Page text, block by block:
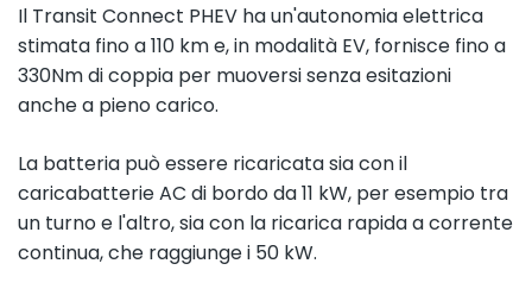
Il Transit Connect PHEV ha un'autonomia elettrica
stimata fino a 110 km e, in modalità EV, fornisce fino a
330Nm di coppia per muoversi senza esitazioni
anche a pieno carico.
La batteria può essere ricaricata sia con il
caricabatterie AC di bordo da 11 kW, per esempio tra
un turno e l'altro, sia con la ricarica rapida a corrente
continua, che raggiunge i 50 kW.